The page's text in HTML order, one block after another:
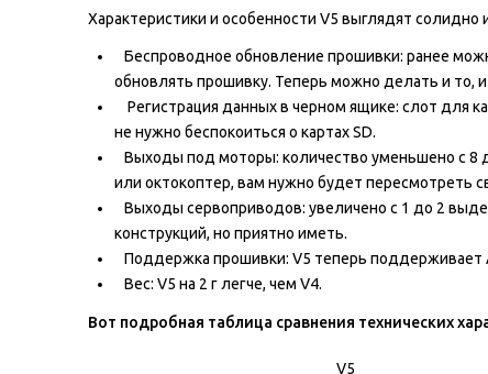
Характеристики и особенности V5 выглядят
Беспроводное обновление прошивки: ранее
обновлять прошивку. Теперь можно делать и то, и
Регистрация данных в черном ящике: слот для
не нужно беспокоиться о картах SD.
Выходы под моторы: количество уменьшено с 8
или октокоптер, вам нужно будет пересмотреть
Выходы сервоприводов: увеличено с 1 до 2
конструкций, но приятно иметь.
Поддержка прошивки: V5 теперь поддерживает
Вес: V5 на 2 г легче, чем V4.
Вот подробная таблица сравнения технических
V5